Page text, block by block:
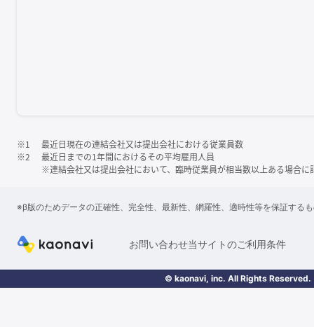
※1
最近日現在の連結会社又は提出会社における従業員数
※2
最近日までの1年間におけるその平均雇用人員
※連結会社又は提出会社において、臨時従業員が相当数以上ある場合に
※β版のためデータの正確性、完全性、最新性、網羅性、適時性等を保証する
お問い合わせ当サイトのご利用条件
© kaonavi, inc. All Rights Reserved.